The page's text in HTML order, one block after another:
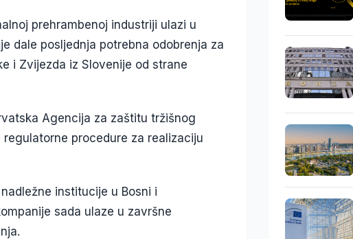
prehrambenoj industriji ulazi u
dale posljednja potrebna odobrenja za
i Zvijezda iz Slovenije od strane
Agencija za zaštitu tržišnog
procedure za realizaciju
institucije u Bosni i
sada ulaze u završne